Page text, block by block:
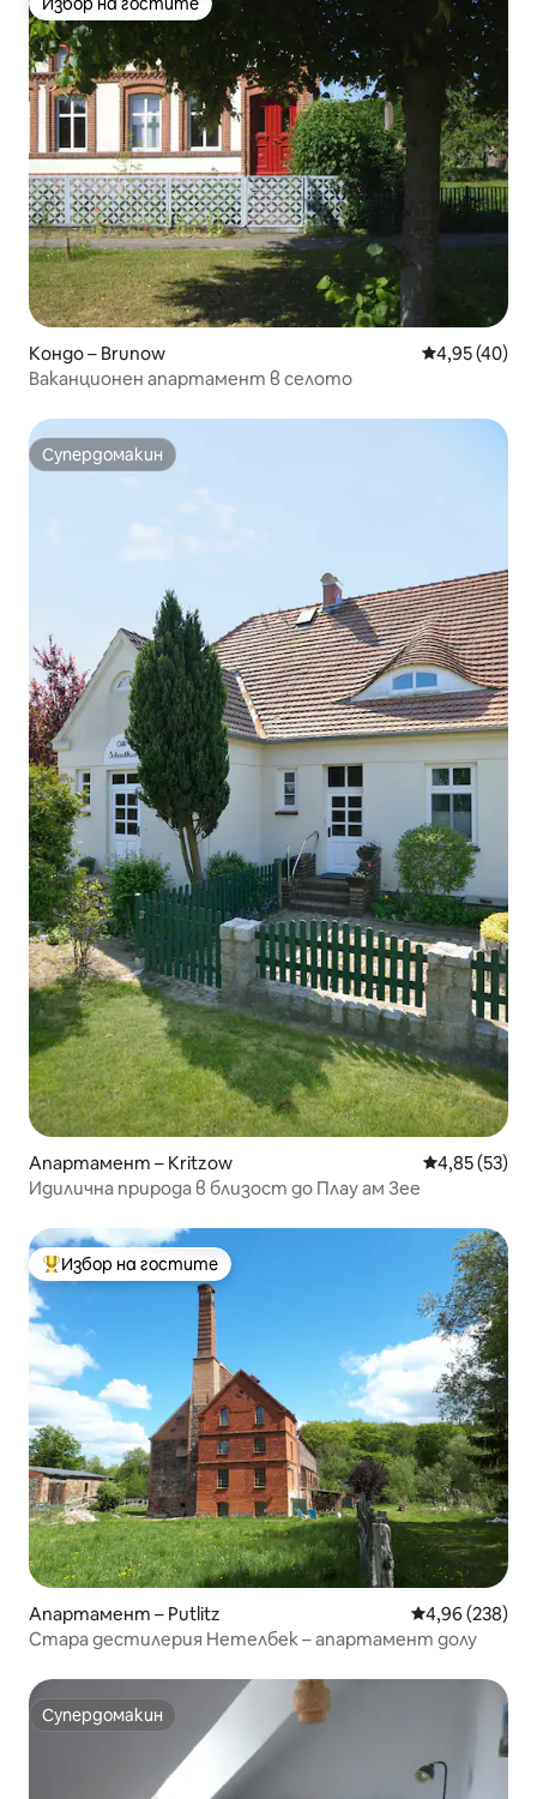
Избор на гостите
Кондо – Brunow Средна
4,95 (40)
Ваканционен апартамент в селото
Супердомакин
Супердомакин
Апартамент – Kritzow Средна
4,85 (53)
Идилична природа в близост до Плау ам Зее
Най-популярен избор на гостите
Избор на гостите
Апартамент – Putlitz Средна
4,96 (238)
Стара дестилерия Нетелбек – апартамент долу
Супердомакин
Супердомакин